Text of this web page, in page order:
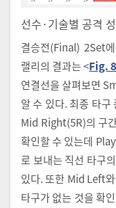
선수·기술별 공격
결승전(Final) 2Set
랠리의 결과는 <Fig.
연결선을 살펴보면
알 수 있다. 최종 타
Mid Right(5R)의 구
확인할 수 있는데
로 보내는 직선 타구
있다. 또한 Mid Left
타구가 없는 것을 확